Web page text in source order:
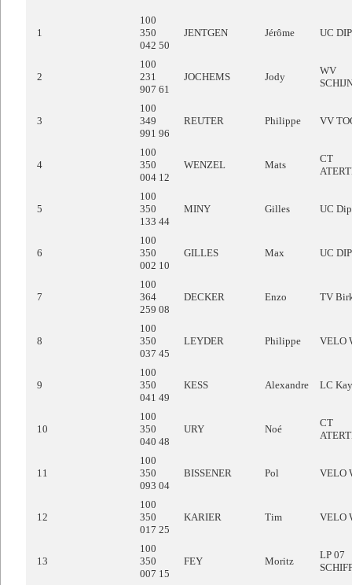
1
100
350
042 50
JENTGEN Jérôme UC
2
100
231
907 61
JOCHEMS Jody
WV
3
100
349
991 96
REUTER Philippe VV
4
100
350
004 12
WENZEL Mats
CT
5
100
350
133 44
MINY Gilles UC
6
100
350
002 10
GILLES Max UC
7
100
364
259 08
DECKER Enzo TV
8
100
350
037 45
LEYDER Philippe VELO
9
100
350
041 49
KESS Alexandre LC
10
100
350
040 48
URY Noé
CT
11
100
350
093 04
BISSENER Pol VELO
12
100
350
017 25
KARIER Tim VELO
13
100
350
007 15
FEY Moritz
LP 07